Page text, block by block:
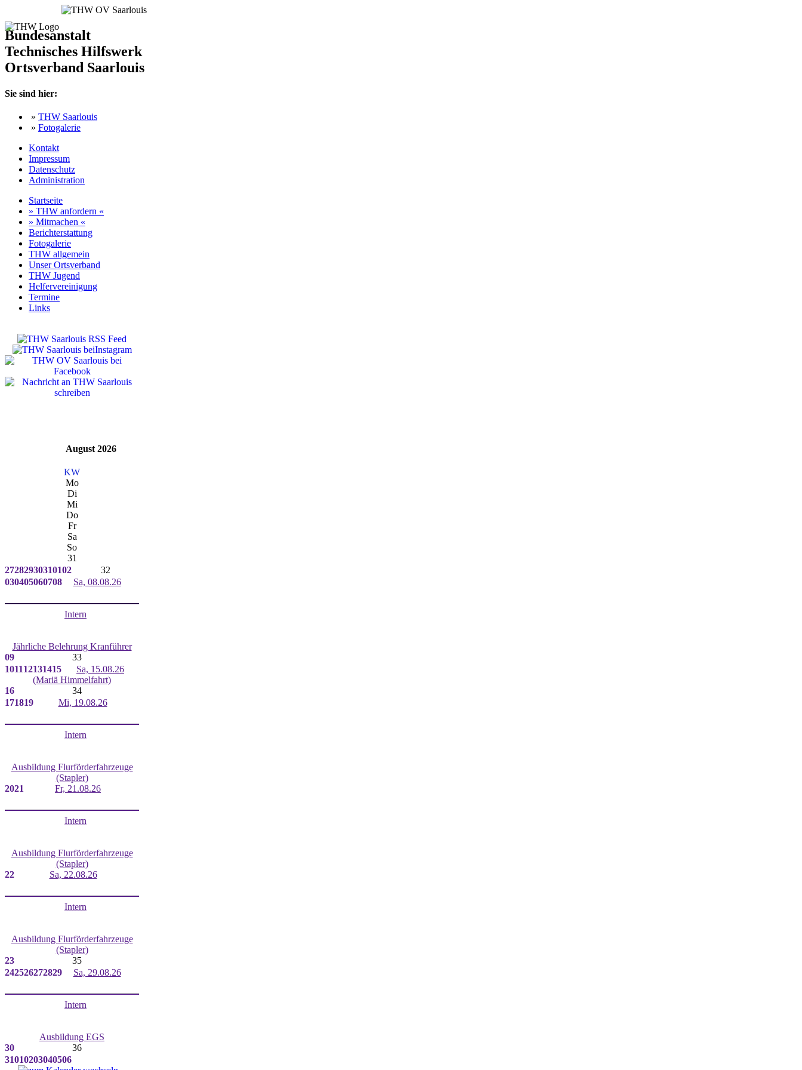
Bundesanstalt
Technisches Hilfswerk
Ortsverband Saarlouis
Sie sind hier:
» THW Saarlouis
» Fotogalerie
Kontakt
Impressum
Datenschutz
Administration
Startseite
» THW anfordern «
» Mitmachen «
Berichterstattung
Fotogalerie
THW allgemein
Unser Ortsverband
THW Jugend
Helfervereinigung
Termine
Links
August 2026
KW
Mo
Di
Mi
Do
Fr
Sa
So
31
27282930310102
32
030405060708 Sa, 08.08.26
Intern
Jährliche Belehrung Kranführer
09
33
101112131415
Sa, 15.08.26
(Mariä Himmelfahrt)
16
34
171819 Mi, 19.08.26
Intern
Ausbildung Flurförderfahrzeuge
(Stapler)
2021 Fr, 21.08.26
Intern
Ausbildung Flurförderfahrzeuge
(Stapler)
22
Sa, 22.08.26
Intern
Ausbildung Flurförderfahrzeuge
(Stapler)
23
35
242526272829 Sa, 29.08.26
Intern
Ausbildung EGS
30
36
31010203040506